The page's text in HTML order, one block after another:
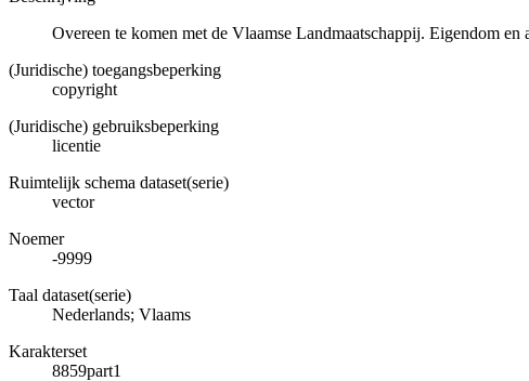
Overeen te komen met de Vlaamse Landmaatschappij. Eigendom
(Juridische) toegangsbeperking
copyright
(Juridische) gebruiksbeperking
licentie
Ruimtelijk schema dataset(serie)
vector
Noemer
-9999
Taal dataset(serie)
Nederlands; Vlaams
Karakterset
8859part1